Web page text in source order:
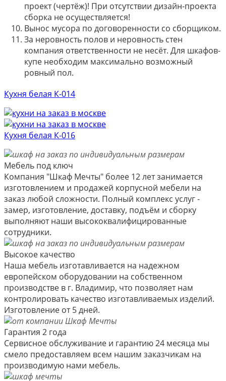
проект (чертёж)! При отсутствии дизайн-проекта
сборка не осуществляется!
Вынос мусора по договоренности со сборщиком.
За неровность полов и неровность стен
компания ответственности не несёт. Для шкафов-
купе необходим максимально возможный
ровный пол.
Кухня белая К-014
Кухня белая К-016
Мебель под ключ
Компания "Шкаф Мечты" более 12 лет занимается
изготовлением и продажей корпусной мебели на
заказ любой сложности. Полный комплекс услуг -
замер, изготовление, доставку, подъём и сборку
выполняют наши высококвалифицированные
сотрудники.
Высокое качество
Наша мебель изготавливается на надежном
европейском оборудовании на собственном
производстве в г. Владимир, что позволяет нам
контролировать качество изготавливаемых изделий.
Изготовление от 5 дней.
Гарантия 2 года
Сервисное обслуживание и гарантию 24 месяца мы
смело предоставляем всем нашим заказчикам на
производимую нами мебель.